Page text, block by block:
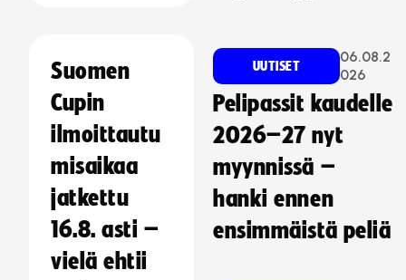
Suomen
Cupin
ilmoittautu
misaikaa
jatkettu
16.8. asti –
vielä ehtii
UUTISET
06.08.2
026
Pelipassit kaudelle
2026–27 nyt
myynnissä –
hanki ennen
ensimmäistä peliä